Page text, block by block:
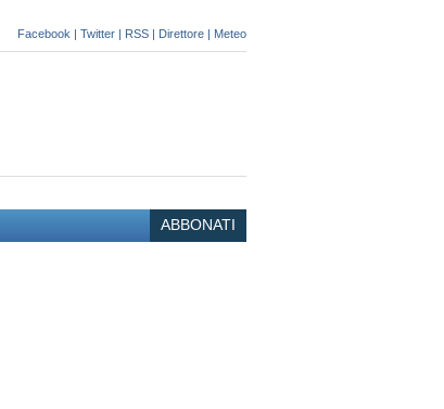
Facebook | Twitter | RSS | Direttore | Meteo
ABBONATI